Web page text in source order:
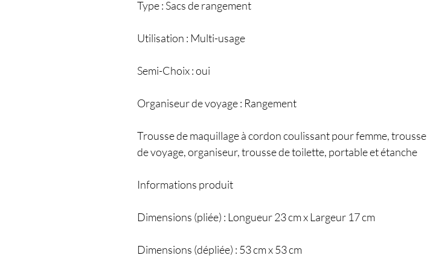
Type : Sacs de rangement
Utilisation : Multi-usage
Semi-Choix : oui
Organiseur de voyage : Rangement
Trousse de maquillage à cordon coulissant pour femme, trousse
de voyage, organiseur, trousse de toilette, portable et étanche
Informations produit
Dimensions (pliée) : Longueur 23 cm x Largeur 17 cm
Dimensions (dépliée) : 53 cm x 53 cm